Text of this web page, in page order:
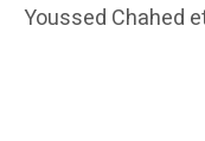
Youssed Chahed